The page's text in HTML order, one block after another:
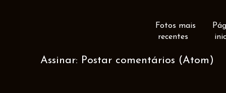
Fotos mais
recentes
Assinar: Postar comentários (Atom)